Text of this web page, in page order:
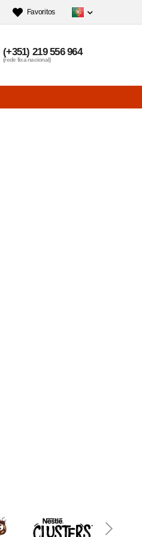
Favoritos
(+351) 219 556 964
(rede fixa nacional)